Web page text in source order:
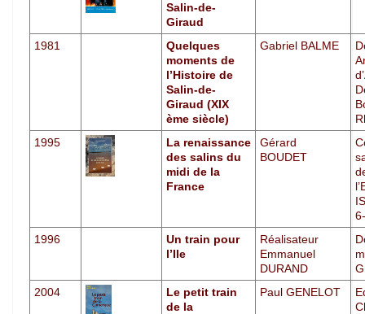
Salin-de-
Giraud
1981
Quelques
moments de
l’Histoire de
Salin-de-
Giraud (XIX
ème siècle)
Gabriel BALME
1995
La renaissance
des salins du
midi de la
France
Gérard
BOUDET
1996
Un train pour
l’Ile
Réalisateur
Emmanuel
DURAND
2004
Le petit train
de la
Paul GENELOT